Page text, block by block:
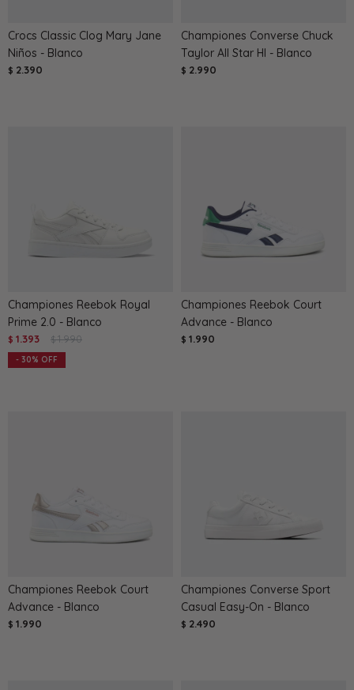
Crocs Classic Clog Mary Jane
Niños - Blanco
$ 2.390
Championes Converse Chuck
Taylor All Star HI - Blanco
$ 2.990
Championes Reebok Royal
Prime 2.0 - Blanco
$ 1.393 $ 1.990
30
Championes Reebok Court
Advance - Blanco
$ 1.990
Championes Reebok Court
Advance - Blanco
$ 1.990
Championes Converse Sport
Casual Easy-On - Blanco
$ 2.490